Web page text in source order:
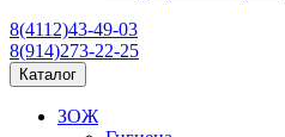
8(4112)43-49-03
8(914)273-22-25
Каталог
ЗОЖ